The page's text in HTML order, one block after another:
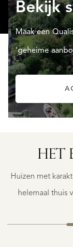
Bekijk
Maak een
'geheime
HET
Huizen met
helemaal thuis